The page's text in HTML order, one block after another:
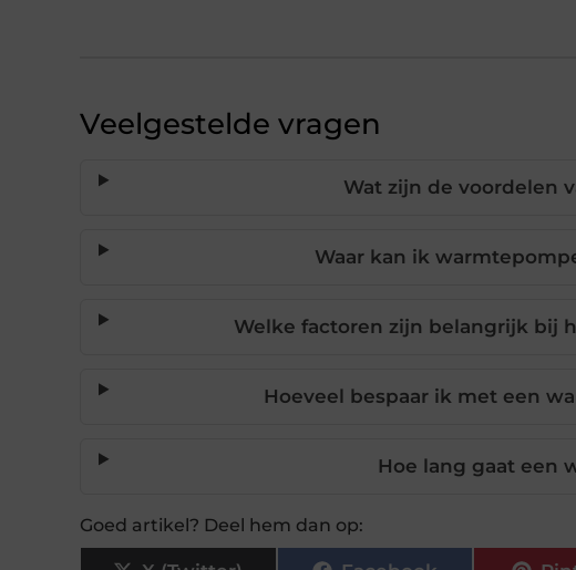
Veelgestelde vragen
Wat zijn de voordelen
Waar kan ik
Welke factoren zijn belangrijk bij
Hoeveel bespaar ik met een
Hoe lang gaat een
Goed artikel? Deel hem dan op: